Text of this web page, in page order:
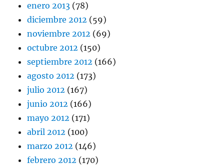
enero 2013 (78)
diciembre 2012 (59)
noviembre 2012 (69)
octubre 2012 (150)
septiembre 2012 (166)
agosto 2012 (173)
julio 2012 (167)
junio 2012 (166)
mayo 2012 (171)
abril 2012 (100)
marzo 2012 (146)
febrero 2012 (170)